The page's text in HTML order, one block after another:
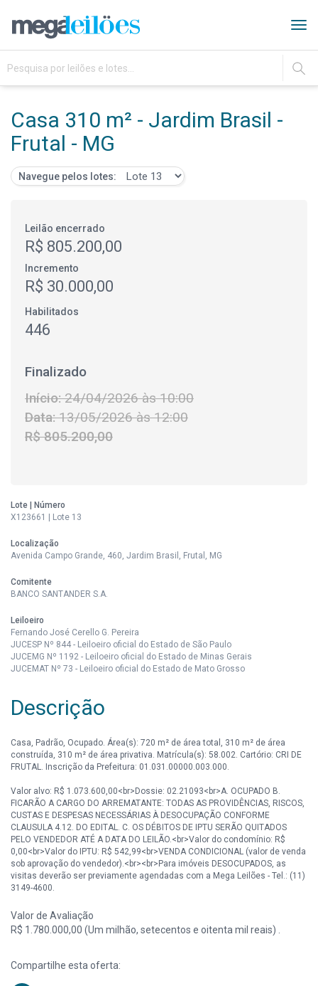
IR
Casa 310 m² - Jardim Brasil -
Frutal - MG
Navegue pelos lotes:
Leilão encerrado
R$ 805.200,00
Incremento
R$ 30.000,00
Habilitados
446
Finalizado
Início:24/04/2026 às 10:00
Data:13/05/2026 às 12:00
R$ 805.200,00
Lote | Número
X123661 | Lote 13
Localização
Avenida Campo Grande, 460, Jardim Brasil, Frutal, MG
Comitente
BANCO SANTANDER S.A.
Leiloeiro
Fernando José Cerello G. Pereira
JUCESP Nº 844 - Leiloeiro oficial do Estado de São Paulo
JUCEMG Nº 1192 - Leiloeiro oficial do Estado de Minas Gerais
JUCEMAT Nº 73 - Leiloeiro oficial do Estado de Mato Grosso
Descrição
Casa, Padrão, Ocupado. Área(s): 720 m² de área total, 310 m² de área
construída, 310 m² de área privativa. Matrícula(s): 58.002. Cartório: CRI DE
FRUTAL. Inscrição da Prefeitura: 01.031.00000.003.000.
Valor alvo: R$ 1.073.600,00<br>Dossie: 02.21093<br>A. OCUPADO B.
FICARÃO A CARGO DO ARREMATANTE: TODAS AS PROVIDÊNCIAS, RISCOS,
CUSTAS E DESPESAS NECESSÁRIAS À DESOCUPAÇÃO CONFORME
CLAUSULA 4.12. DO EDITAL. C. OS DÉBITOS DE IPTU SERÃO QUITADOS
PELO VENDEDOR ATÉ A DATA DO LEILÃO.<br>Valor do condomínio: R$
0,00<br>Valor do IPTU: R$ 542,99<br>VENDA CONDICIONAL (valor de venda
sob aprovação do vendedor).<br><br>Para imóveis DESOCUPADOS, as
visitas deverão ser previamente agendadas com a Mega Leilões - Tel.: (11)
3149-4600.
Valor de Avaliação
R$ 1.780.000,00 (Um milhão, setecentos e oitenta mil reais) .
Compartilhe esta oferta: